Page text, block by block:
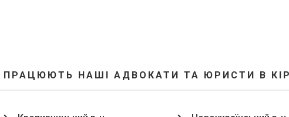
НАШІ АДВОКАТИ ТА ЮРИСТИ В